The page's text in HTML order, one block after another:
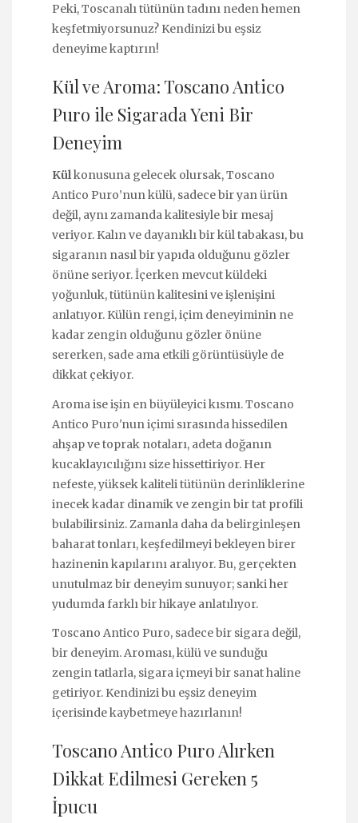
Peki, Toscanalı tütünün tadını neden hemen
keşfetmiyorsunuz? Kendinizi bu eşsiz
deneyime kaptırın!
Kül ve Aroma: Toscano Antico
Puro ile Sigarada Yeni Bir
Deneyim
Külkonusuna gelecek olursak, Toscano
Antico Puro’nun külü, sadece bir yan ürün
değil, aynı zamanda kalitesiyle bir mesaj
veriyor. Kalın ve dayanıklı bir kül tabakası, bu
sigaranın nasıl bir yapıda olduğunu gözler
önüne seriyor. İçerken mevcut küldeki
yoğunluk, tütünün kalitesini ve işlenişini
anlatıyor. Külün rengi, içim deneyiminin ne
kadar zengin olduğunu gözler önüne
sererken, sade ama etkili görüntüsüyle de
dikkat çekiyor.
Aroma ise işin en büyüleyici kısmı. Toscano
Antico Puro'nun içimi sırasında hissedilen
ahşap ve toprak notaları, adeta doğanın
kucaklayıcılığını size hissettiriyor. Her
nefeste, yüksek kaliteli tütünün derinliklerine
inecek kadar dinamik ve zengin bir tat profili
bulabilirsiniz. Zamanla daha da belirginleşen
baharat tonları, keşfedilmeyi bekleyen birer
hazinenin kapılarını aralıyor. Bu, gerçekten
unutulmaz bir deneyim sunuyor; sanki her
yudumda farklı bir hikaye anlatılıyor.
Toscano Antico Puro, sadece bir sigara değil,
bir deneyim. Aroması, külü ve sunduğu
zengin tatlarla, sigara içmeyi bir sanat haline
getiriyor. Kendinizi bu eşsiz deneyim
içerisinde kaybetmeye hazırlanın!
Toscano Antico Puro Alırken
Dikkat Edilmesi Gereken 5
İpucu